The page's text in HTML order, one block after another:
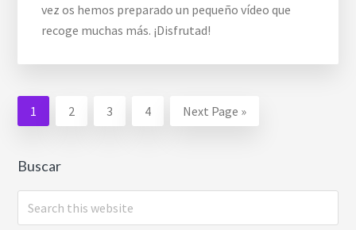
vez os hemos preparado un pequeño vídeo que
recoge muchas más. ¡Disfrutad!
Go
to
1
Go
to
2
Go
to
3
Go
to
4
Go
to
Next Page »
Buscar
e